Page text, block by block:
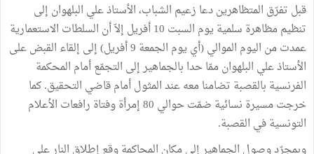
قبل تفرّق المتظاهرين دعا زعيم الشباب، الأستاذ علي البلهوان إلى
تنظيم مظاهرة سلمية يوم السبت 10 أفريل إلاّ أن السلطات الاستعمارية
عمدت من اليوم الموالي (أي يوم الجمعة 9 أفريل) إلى إلقاء القبض على
الأستاذ علي البلهوان ممّا حدا بالجماهير إلى التجمّع أمام المحكمة
الفرنسية بالقصبة تضامنا معه عند المثول أمام قاضي التحقيق. كما
خرجت مسيرة نسائية ضمّت حوالي 80 إمرأة وفتاة رافعات الأعلام
التونسية في القصبة.